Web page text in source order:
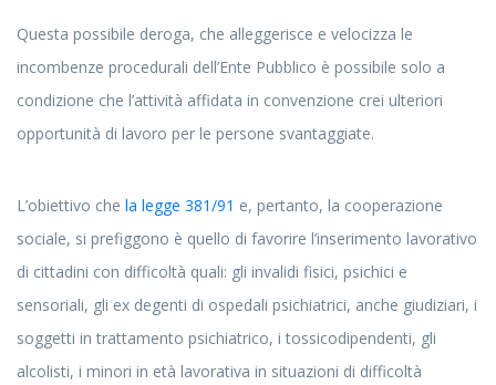
Questa possibile deroga, che alleggerisce e velocizza le
incombenze procedurali dell’Ente Pubblico è possibile solo a
condizione che l’attività affidata in convenzione crei ulteriori
opportunità di lavoro per le persone svantaggiate.
L’obiettivo che la legge 381/91 e, pertanto, la cooperazione
sociale, si prefiggono è quello di favorire l’inserimento lavorativo
di cittadini con difficoltà quali: gli invalidi fisici, psichici e
sensoriali, gli ex degenti di ospedali psichiatrici, anche giudiziari, i
soggetti in trattamento psichiatrico, i tossicodipendenti, gli
alcolisti, i minori in età lavorativa in situazioni di difficoltà